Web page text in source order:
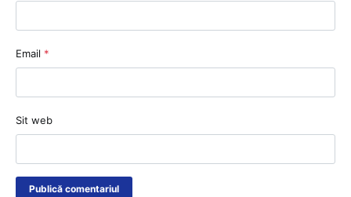
Email *
Sit web